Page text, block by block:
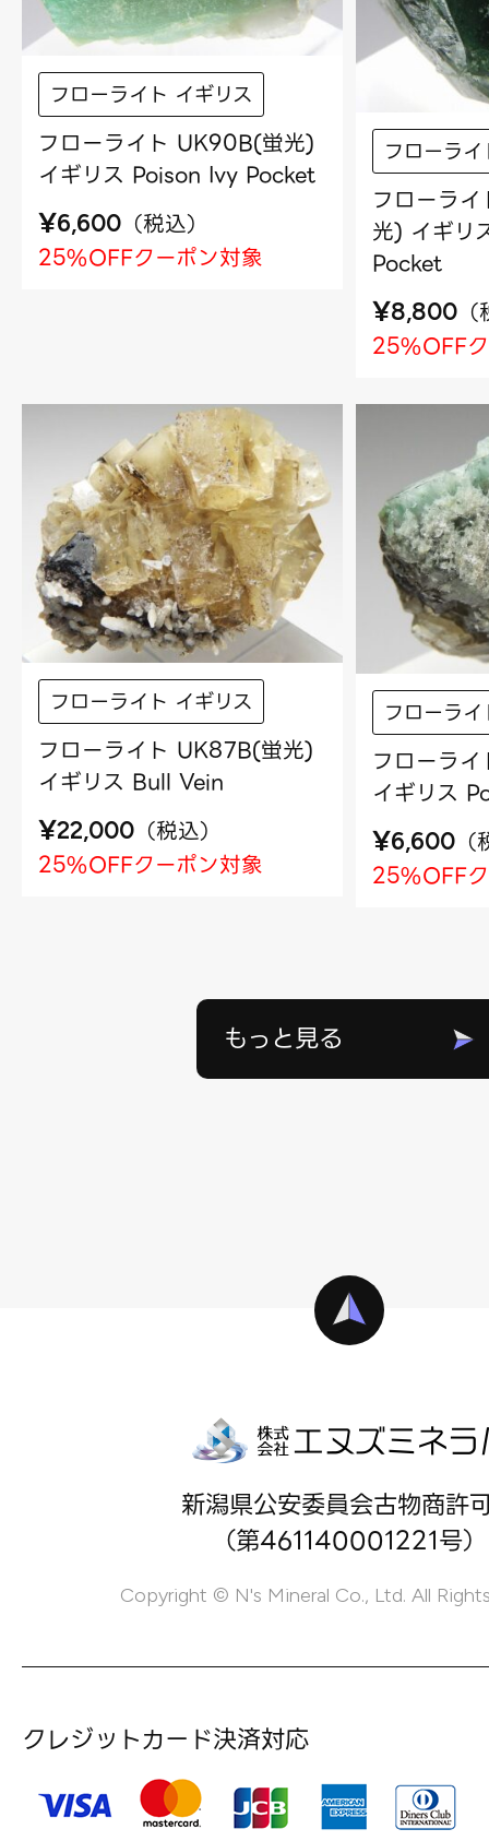
フローライト イギリス
フローライト UK90B(蛍光)
イギリス Poison Ivy Pocket
¥6,600 （税込）
25%OFFクーポン対象
フローラ
フローラ
光) イギリ
Pocket
¥8,800 （
25%OFF
フローライト イギリス
フローライト UK87B(蛍光)
イギリス Bull Vein
¥22,000 （税込）
25%OFFクーポン対象
フローラ
フローラ
イギリス
¥6,600 （
25%OFF
もっと見る
新潟県公安委員会古物商許
（第461140001221号）
Copyright © N's Mineral Co., Ltd. All
クレジットカード決済対応